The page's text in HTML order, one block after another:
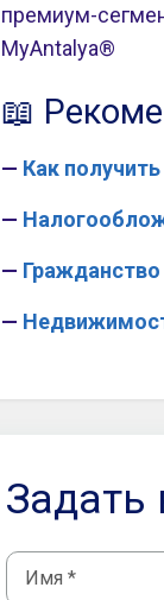
премиум-
MyAntalya®
📖
— Как
—
—
—
Задать